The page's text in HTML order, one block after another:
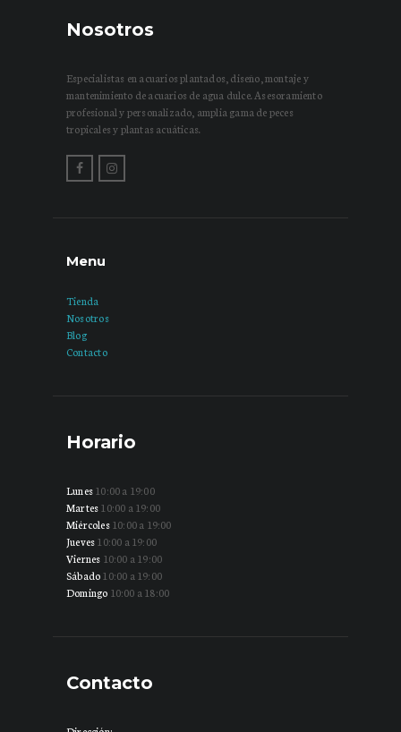
Nosotros
Especialistas en acuarios plantados, diseño, montaje y
mantenimiento de acuarios de agua dulce. Asesoramiento
profesional y personalizado, amplia gama de peces
tropicales y plantas acuáticas.
Menu
Tienda
Nosotros
Blog
Contacto
Horario
Lunes10:00 a 19:00
Martes10:00 a 19:00
Miércoles10:00 a 19:00
Jueves10:00 a 19:00
Viernes 10:00 a 19:00
Sábado10:00 a 19:00
Domingo 10:00 a 18:00
Contacto